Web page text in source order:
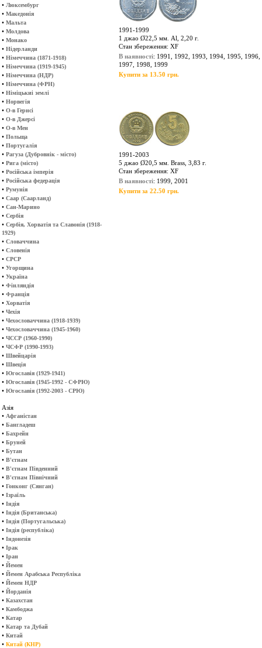
• Люксембург
• Македонія
• Мальта
• Молдова
• Монако
• Нідерланди
• Німеччина (1871-1918)
• Німеччина (1919-1945)
• Німеччина (НДР)
• Німеччина (ФРН)
• Німіцькиі землі
• Норвегія
• О-в Гернсі
• О-в Джерсі
• О-в Мен
• Польща
• Португалія
• Рагуза (Дубровнік - місто)
• Рига (місто)
• Російська імперія
• Російська федерація
• Румунія
• Саар (Саарланд)
• Сан-Марино
• Сербія
• Сербія, Хорватія та Славонія (1918-
1929)
• Словаччина
• Словенія
• СРСР
• Угорщина
• Україна
• Фінляндія
• Франція
• Хорватія
• Чехія
• Чехословаччина (1918-1939)
• Чехословаччина (1945-1960)
• ЧССР (1960-1990)
• ЧСФР (1990-1993)
• Швейцарія
• Швеція
• Югославія (1929-1941)
• Югославія (1945-1992 - СФРЮ)
• Югославія (1992-2003 - СРЮ)
Азія
• Афганістан
• Бангладеш
• Бахрейн
• Бруней
• Бутан
• В'єтнам
• В'єтнам Південний
• В'єтнам Північний
• Гонконг (Сянган)
• Ізраїль
• Індія
• Індія (Британська)
• Індія (Португальська)
• Індія (республіка)
• Індонезія
• Ірак
• Іран
• Йемен
• Йемен Арабська Республіка
• Йемен НДР
• Йорданія
• Казахстан
• Камбоджа
• Катар
• Катар та Дубай
• Китай
• Китай (КНР)
1991-1999
1 джао Ø22,5 мм. Al, 2,20 г.
Стан збереження: XF
В наявності: 1991, 1992, 1993, 1994, 1995, 1996,
1997, 1998, 1999
Купити за 13.50 грн.
1991-2003
5 джао Ø20,5 мм. Brass, 3,83 г.
Стан збереження: XF
В наявності: 1999, 2001
Купити за 22.50 грн.